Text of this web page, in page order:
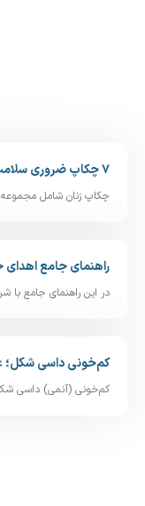
۷ چکاپ ضروری سلامت برای زنان
چکاپ زنان شامل
راهنمای جامع
در این راهنمای جامع با
کم‌خونی داسی‌ شکل؛
کم‌خونی (آنمی) داسی‌